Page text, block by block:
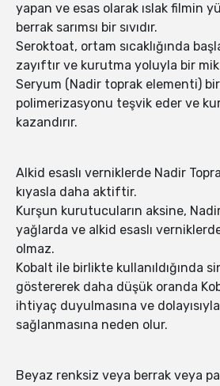
yapan ve esas olarak ıslak filmin
berrak sarımsı bir sıvıdır.
Seroktoat, ortam sıcaklığında
zayıftır ve kurutma yoluyla bir
Seryum (Nadir toprak elementi)
polimerizasyonu teşvik eder ve
kazandırır.
Alkid esaslı verniklerde Nadir
kıyasla daha aktiftir.
Kurşun kurutucuların aksine,
yağlarda ve alkid esaslı
olmaz.
Kobalt ile birlikte kullanıldığında
göstererek daha düşük oranda
ihtiyaç duyulmasına ve
sağlanmasına neden olur.
Beyaz renksiz veya berrak veya